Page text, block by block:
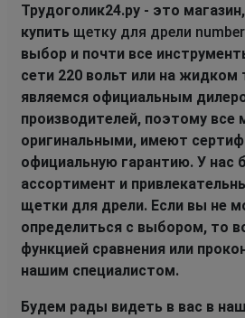
Трудоголик24.ру - это
купить щетку для дрели
выбор и почти все
сети 220 вольт или на
являемся официальным
производителей, поэтому все
оригинальными, имеют
официальную гарантию. У нас
ассортимент и
щетки для дрели. Если вы не
определиться с выбором, то
функцией сравнения или
нашим специалистом.
Будем рады видеть в вас в